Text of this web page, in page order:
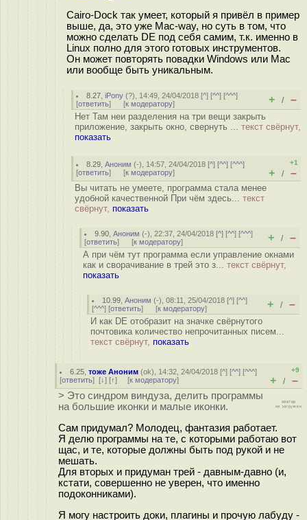
Cairo-Dock так умеет, который я привёл в пример
выше, да, это уже Mac-way, но суть в том, что
можно сделать DE под себя самим, т.к. именно в
Linux полно для этого готовых инструментов.
Он может повторять повадки Windows или Mac
или вообще быть уникальным.
8.27 ,iPony (?), 14:49, 24/04/2018 [^] [^^] [^^^]
[ответить] [к модератору] + / –
Нет Там неи разделения на три вещи закрыть
приложение, закрыть окно, свернуть ... текст свёрнут,
показать
8.29 ,Аноним (-), 14:57, 24/04/2018 [^] [^^] [^^^]
[ответить] [к модератору]
+1
+ / –
Вы читать не умеете, программа стала менее
удобной качественной При чём здесь... текст
свёрнут, показать
9.90 ,Аноним (-), 22:37, 24/04/2018 [^] [^^] [^^^]
[ответить] [к модератору] + / –
А при чём тут программа если управление окнами
как и сворачивание в трей это з... текст свёрнут,
показать
10.99 ,Аноним (-), 08:11, 25/04/2018 [^] [^^]
[^^^] [ответить] [к модератору] + / –
И как DE отобразит на значке свёрнутого
почтовика количество непрочитанных писем...
текст свёрнут, показать
6.25 ,тоже Аноним (ok), 14:32, 24/04/2018 [^] [^^] [^^^]
[ответить] [↓] [↑] [к модератору]
+9
+ / –
> Это синдром виндуза, делить программы
на большие иконки и малые иконки.
Сам придумал? Молодец, фантазия работает.
Я делю программы на те, с которыми работаю вот
щас, и те, которые должны быть под рукой и не
мешать.
Для вторых и придуман трей - давным-давно (и,
кстати, совершенно не уверен, что именно
подоконниками).
Я могу настроить доки, плагины и прочую лабуду -